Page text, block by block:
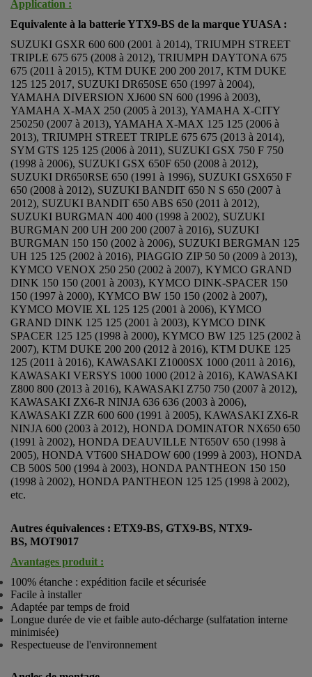
Application :
Equivalente à la batterie YTX9-BS de la marque YUASA :
SUZUKI GSXR 600 600 (2001 à 2014), TRIUMPH STREET
TRIPLE 675 675 (2008 à 2012), TRIUMPH DAYTONA 675
675 (2011 à 2015), KTM DUKE 200 200 2017, KTM DUKE
125 125 2017, SUZUKI DR650SE 650 (1997 à 2004),
YAMAHA DIVERSION XJ600 SN 600 (1996 à 2003),
YAMAHA X-MAX 250 (2005 à 2013), YAMAHA X-CITY
250250 (2007 à 2013), YAMAHA X-MAX 125 125 (2006 à
2013), TRIUMPH STREET TRIPLE 675 675 (2013 à 2014),
SYM GTS 125 125 (2006 à 2011), SUZUKI GSX 750 F 750
(1998 à 2006), SUZUKI GSX 650F 650 (2008 à 2012),
SUZUKI DR650RSE 650 (1991 à 1996), SUZUKI GSX650 F
650 (2008 à 2012), SUZUKI BANDIT 650 N S 650 (2007 à
2012), SUZUKI BANDIT 650 ABS 650 (2011 à 2012),
SUZUKI BURGMAN 400 400 (1998 à 2002), SUZUKI
BURGMAN 200 UH 200 200 (2007 à 2016), SUZUKI
BURGMAN 150 150 (2002 à 2006), SUZUKI BERGMAN 125
UH 125 125 (2002 à 2016), PIAGGIO ZIP 50 50 (2009 à 2013),
KYMCO VENOX 250 250 (2002 à 2007), KYMCO GRAND
DINK 150 150 (2001 à 2003), KYMCO DINK-SPACER 150
150 (1997 à 2000), KYMCO BW 150 150 (2002 à 2007),
KYMCO MOVIE XL 125 125 (2001 à 2006), KYMCO
GRAND DINK 125 125 (2001 à 2003), KYMCO DINK
SPACER 125 125 (1998 à 2000), KYMCO BW 125 125 (2002 à
2007), KTM DUKE 200 200 (2012 à 2016), KTM DUKE 125
125 (2011 à 2016), KAWASAKI Z1000SX 1000 (2011 à 2016),
KAWASAKI VERSYS 1000 1000 (2012 à 2016), KAWASAKI
Z800 800 (2013 à 2016), KAWASAKI Z750 750 (2007 à 2012),
KAWASAKI ZX6-R NINJA 636 636 (2003 à 2006),
KAWASAKI ZZR 600 600 (1991 à 2005), KAWASAKI ZX6-R
NINJA 600 (2003 à 2012), HONDA DOMINATOR NX650 650
(1991 à 2002), HONDA DEAUVILLE NT650V 650 (1998 à
2005), HONDA VT600 SHADOW 600 (1999 à 2003), HONDA
CB 500S 500 (1994 à 2003), HONDA PANTHEON 150 150
(1998 à 2002), HONDA PANTHEON 125 125 (1998 à 2002),
etc.
Autres équivalences : ETX9-BS, GTX9-BS, NTX9-
BS, MOT9017
Avantages produit :
100% étanche : expédition facile et sécurisée
Facile à installer
Adaptée par temps de froid
Longue durée de vie et faible auto-décharge (sulfatation interne
minimisée)
Respectueuse de l'environnement